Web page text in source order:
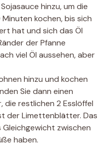
hinzu, um die
kochen, bis sich
hat und sich das Öl
der Pfanne
viel Öl aussehen, aber
hinzu und kochen
Sie dann einen
die restlichen 2 Esslöffel
der Limettenblätter. Das
zwischen
haben.